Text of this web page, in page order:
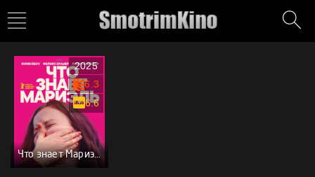
Что знает Мариэль
2025
6.3
6.6